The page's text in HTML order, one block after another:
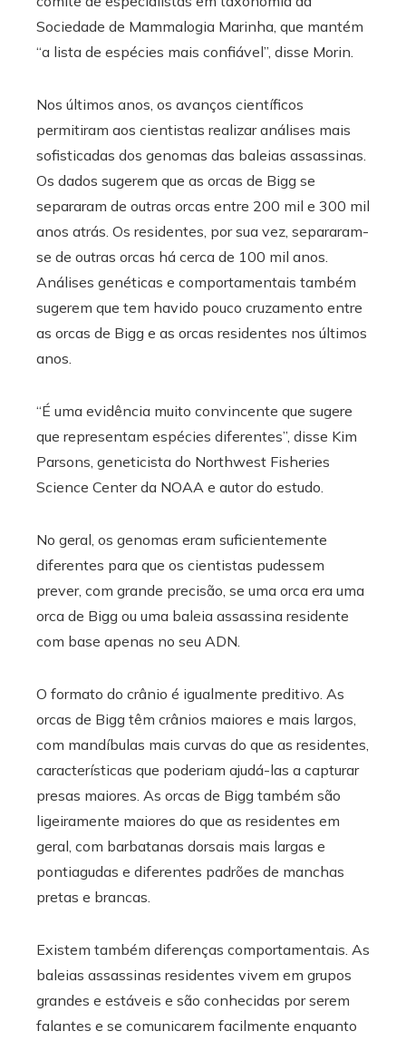
Sociedade de Mammalogia Marinha, que mantém
“a lista de espécies mais confiável”, disse Morin.
Nos últimos anos, os avanços científicos
permitiram aos cientistas realizar análises mais
sofisticadas dos genomas das baleias assassinas.
Os dados sugerem que as orcas de Bigg se
separaram de outras orcas entre 200 mil e 300 mil
anos atrás. Os residentes, por sua vez, separaram-
se de outras orcas há cerca de 100 mil anos.
Análises genéticas e comportamentais também
sugerem que tem havido pouco cruzamento entre
as orcas de Bigg e as orcas residentes nos últimos
anos.
“É uma evidência muito convincente que sugere
que representam espécies diferentes”, disse Kim
Parsons, geneticista do Northwest Fisheries
Science Center da NOAA e autor do estudo.
No geral, os genomas eram suficientemente
diferentes para que os cientistas pudessem
prever, com grande precisão, se uma orca era uma
orca de Bigg ou uma baleia assassina residente
com base apenas no seu ADN.
O formato do crânio é igualmente preditivo. As
orcas de Bigg têm crânios maiores e mais largos,
com mandíbulas mais curvas do que as residentes,
características que poderiam ajudá-las a capturar
presas maiores. As orcas de Bigg também são
ligeiramente maiores do que as residentes em
geral, com barbatanas dorsais mais largas e
pontiagudas e diferentes padrões de manchas
pretas e brancas.
Existem também diferenças comportamentais. As
baleias assassinas residentes vivem em grupos
grandes e estáveis ​​e são conhecidas por serem
falantes e se comunicarem facilmente enquanto